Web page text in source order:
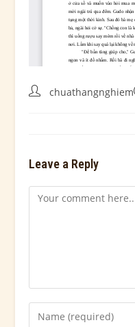
chuathangnghiem
Leave a Reply